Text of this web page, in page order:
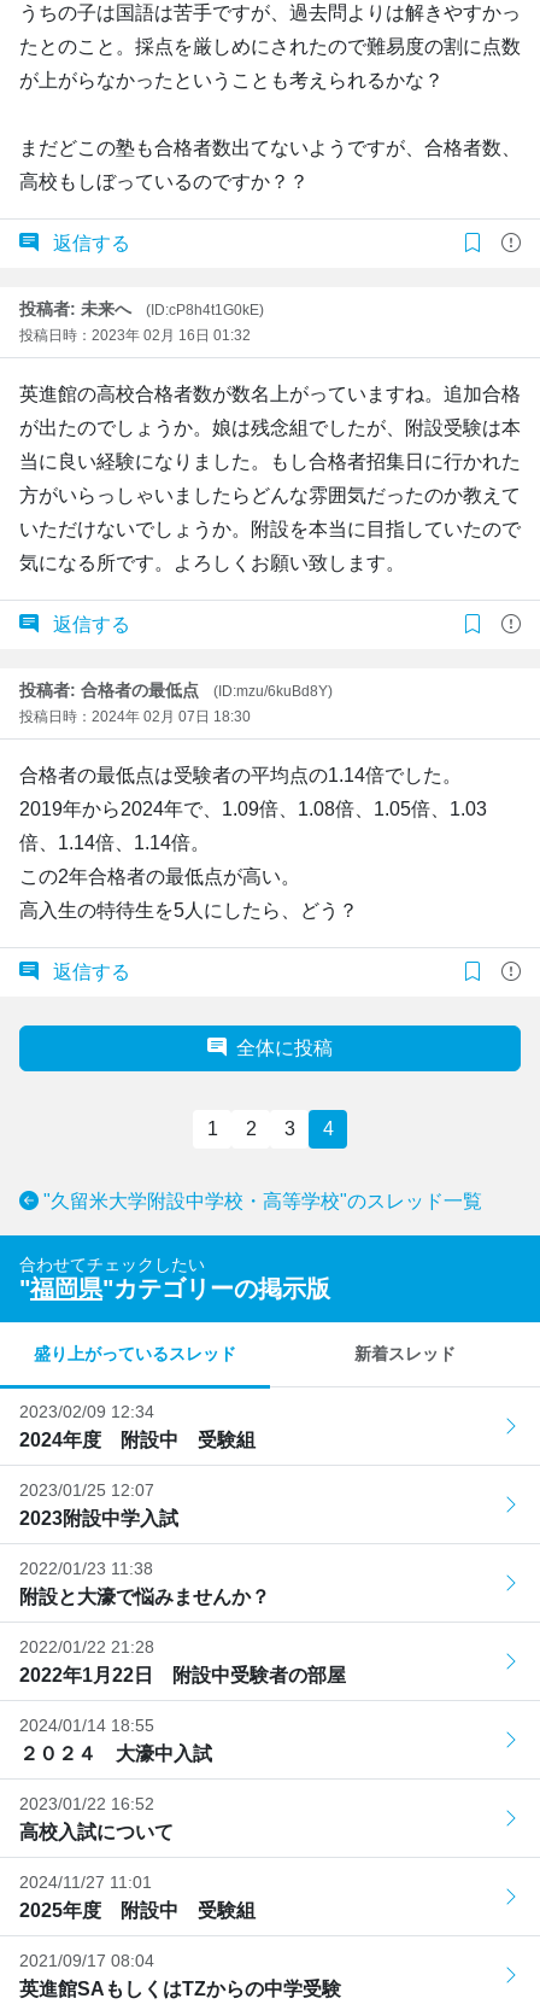
うちの子は国語は苦手ですが、過去問よりは解きやすかっ
たとのこと。採点を厳しめにされたので難易度の割に点数
が上がらなかったということも考えられるかな？
まだどこの塾も合格者数出てないようですが、合格者数、
高校もしぼっているのですか？？
返信する
投稿者: 未来へ
(ID:cP8h4t1G0kE)
投稿日時：2023年 02月 16日 01:32
英進館の高校合格者数が数名上がっていますね。追加合格
が出たのでしょうか。娘は残念組でしたが、附設受験は本
当に良い経験になりました。もし合格者招集日に行かれた
方がいらっしゃいましたらどんな雰囲気だったのか教えて
いただけないでしょうか。附設を本当に目指していたので
気になる所です。よろしくお願い致します。
返信する
投稿者: 合格者の最低点
(ID:mzu/6kuBd8Y)
投稿日時：2024年 02月 07日 18:30
合格者の最低点は受験者の平均点の1.14倍でした。
2019年から2024年で、1.09倍、1.08倍、1.05倍、1.03
倍、1.14倍、1.14倍。
この2年合格者の最低点が高い。
高入生の特待生を5人にしたら、どう？
返信する
全体に投稿
1 2 3 4
"久留米大学附設中学校・高等学校"のスレッド一覧
合わせてチェックしたい
"福岡県"カテゴリーの掲示版
盛り上がっているスレッド 新着スレッド
2023/02/09 12:34
2024年度 附設中 受験組
2023/01/25 12:07
2023附設中学入試
2022/01/23 11:38
附設と大濠で悩みませんか？
2022/01/22 21:28
2022年1月22日 附設中受験者の部屋
2024/01/14 18:55
２０２４ 大濠中入試
2023/01/22 16:52
高校入試について
2024/11/27 11:01
2025年度 附設中 受験組
2021/09/17 08:04
英進館SAもしくはTZからの中学受験